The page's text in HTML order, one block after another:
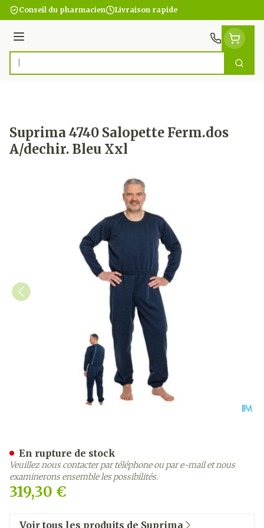
Aller au contenu
Conseil du pharmacien Livraison rapide
Menu
Rechercher
Suprima 4740 Salopette Ferm.dos
A/dechir. Bleu Xxl
319,30 €
En rupture de stock
Veuillez nous contacter par téléphone ou par e-mail et nous
examinerons ensemble les possibilités.
Voir tous les produits de Suprima